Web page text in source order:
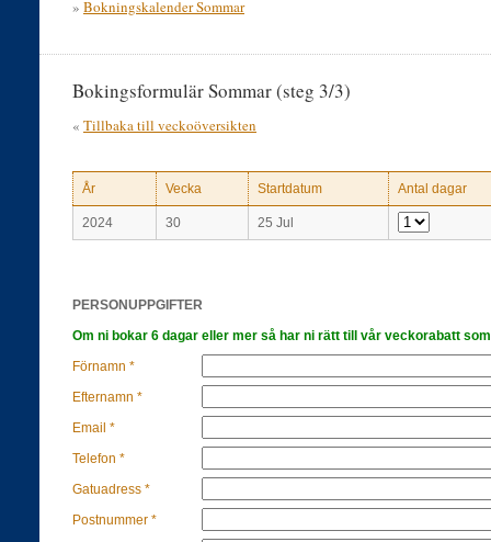
» Bokningskalender Sommar
Bokingsformulär Sommar (steg 3/3)
« Tillbaka till veckoöversikten
År Vecka Startdatum Antal dagar
2024 30 25 Jul
PERSONUPPGIFTER
Om ni bokar 6 dagar eller mer så har ni rätt till vår veckorabatt
Förnamn *
Efternamn *
Email *
Telefon *
Gatuadress *
Postnummer *